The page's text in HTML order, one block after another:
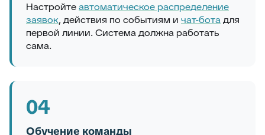
Настройтеавтоматическое распределение
заявок, действия по событиям и чат-ботадля
первой линии. Система должна работать
сама.
04
Обучение команды